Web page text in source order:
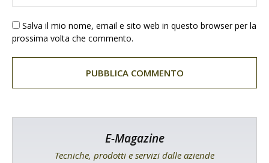
Salva il mio nome, email e sito web in questo browser per la
prossima volta che commento.
E-Magazine
Tecniche, prodotti e servizi dalle aziende